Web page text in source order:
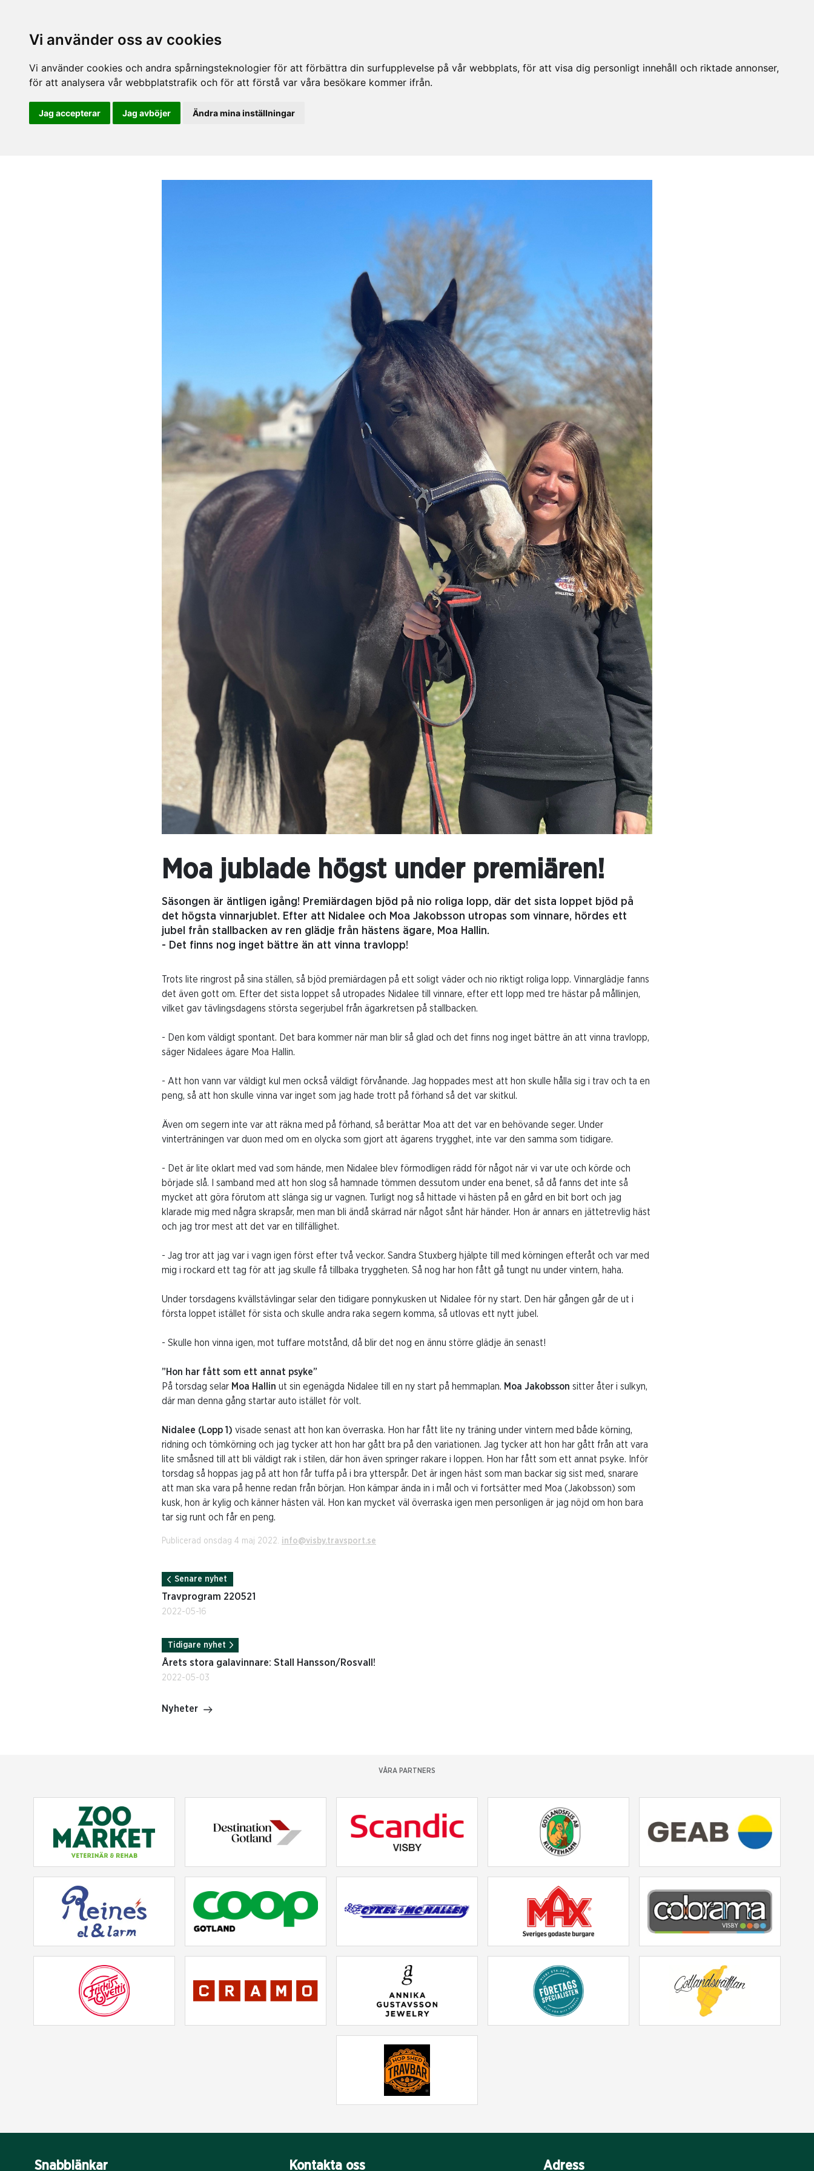
Vi använder oss av cookies
Vi använder cookies och andra spårningsteknologier för att förbättra din surfupplevelse på vår webbplats, för att visa dig personligt innehåll och riktade annonser,
för att analysera vår webbplatstrafik och för att förstå var våra besökare kommer ifrån.
Jag accepterar Jag avböjer Ändra mina inställningar
Moa jublade högst under premiären!
Säsongen är äntligen igång! Premiärdagen bjöd på nio roliga lopp, där det sista loppet bjöd på
det högsta vinnarjublet. Efter att Nidalee och Moa Jakobsson utropas som vinnare, hördes ett
jubel från stallbacken av ren glädje från hästens ägare, Moa Hallin.
- Det finns nog inget bättre än att vinna travlopp!
Trots lite ringrost på sina ställen, så bjöd premiärdagen på ett soligt väder och nio riktigt roliga lopp. Vinnarglädje fanns
det även gott om. Efter det sista loppet så utropades Nidalee till vinnare, efter ett lopp med tre hästar på mållinjen,
vilket gav tävlingsdagens största segerjubel från ägarkretsen på stallbacken.
- Den kom väldigt spontant. Det bara kommer när man blir så glad och det finns nog inget bättre än att vinna travlopp,
säger Nidalees ägare Moa Hallin.
- Att hon vann var väldigt kul men också väldigt förvånande. Jag hoppades mest att hon skulle hålla sig i trav och ta en
peng, så att hon skulle vinna var inget som jag hade trott på förhand så det var skitkul.
Även om segern inte var att räkna med på förhand, så berättar Moa att det var en behövande seger. Under
vinterträningen var duon med om en olycka som gjort att ägarens trygghet, inte var den samma som tidigare.
- Det är lite oklart med vad som hände, men Nidalee blev förmodligen rädd för något när vi var ute och körde och
började slå. I samband med att hon slog så hamnade tömmen dessutom under ena benet, så då fanns det inte så
mycket att göra förutom att slänga sig ur vagnen. Turligt nog så hittade vi hästen på en gård en bit bort och jag
klarade mig med några skrapsår, men man bli ändå skärrad när något sånt här händer. Hon är annars en jättetrevlig häst
och jag tror mest att det var en tillfällighet.
- Jag tror att jag var i vagn igen först efter två veckor. Sandra Stuxberg hjälpte till med körningen efteråt och var med
mig i rockard ett tag för att jag skulle få tillbaka tryggheten. Så nog har hon fått gå tungt nu under vintern, haha.
Under torsdagens kvällstävlingar selar den tidigare ponnykusken ut Nidalee för ny start. Den här gången går de ut i
första loppet istället för sista och skulle andra raka segern komma, så utlovas ett nytt jubel.
- Skulle hon vinna igen, mot tuffare motstånd, då blir det nog en ännu större glädje än senast!
”Hon har fått som ett annat psyke”
På torsdag selar Moa Hallin ut sin egenägda Nidalee till en ny start på hemmaplan. Moa Jakobsson sitter åter i sulkyn,
där man denna gång startar auto istället för volt.
Nidalee (Lopp 1) visade senast att hon kan överraska. Hon har fått lite ny träning under vintern med både körning,
ridning och tömkörning och jag tycker att hon har gått bra på den variationen. Jag tycker att hon har gått från att vara
lite småsned till att bli väldigt rak i stilen, där hon även springer rakare i loppen. Hon har fått som ett annat psyke. Inför
torsdag så hoppas jag på att hon får tuffa på i bra ytterspår. Det är ingen häst som man backar sig sist med, snarare
att man ska vara på henne redan från början. Hon kämpar ända in i mål och vi fortsätter med Moa (Jakobsson) som
kusk, hon är kylig och känner hästen väl. Hon kan mycket väl överraska igen men personligen är jag nöjd om hon bara
tar sig runt och får en peng.
Publicerad onsdag 4 maj 2022. info@visby.travsport.se
Senare nyhet
Travprogram 220521
2022-05-16
Tidigare nyhet
Årets stora galavinnare: Stall Hansson/Rosvall!
2022-05-03
Nyheter
VÅRA PARTNERS
Snabblänkar Kontakta oss Adress